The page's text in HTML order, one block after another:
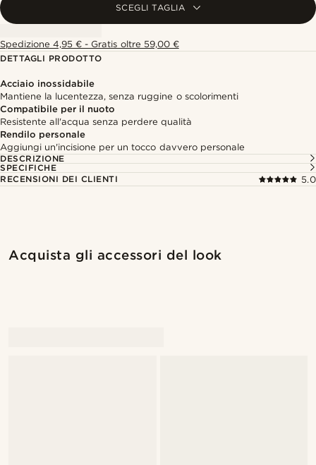
SCEGLI TAGLIA
Spedizione 4,95 € - Gratis oltre 59,00 €
DETTAGLI PRODOTTO
Acciaio inossidabile
Mantiene la lucentezza, senza ruggine o scolorimenti
Compatibile per il nuoto
Resistente all'acqua senza perdere qualità
Rendilo personale
Aggiungi un'incisione per un tocco davvero personale
DESCRIZIONE
SPECIFICHE
RECENSIONI DEI CLIENTI
5.0
Acquista gli accessori del look